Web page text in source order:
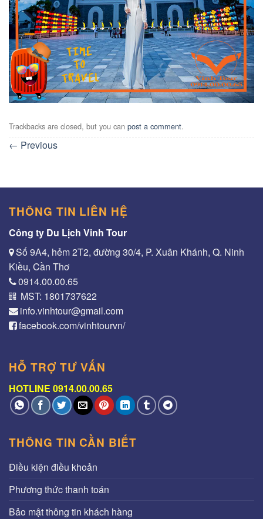
Trackbacks are closed, but you can post a comment.
← Previous
THÔNG TIN LIÊN HỆ
Công ty Du Lịch Vinh Tour
Số 9A4, hẻm 2T2, đường 30/4, P. Xuân Khánh, Q. Ninh
Kiều, Cần Thơ
0914.00.00.65
MST: 1801737622
info.vinhtour@gmail.com
facebook.com/vinhtourvn/
HỖ TRỢ TƯ VẤN
HOTLINE 0914.00.00.65
THÔNG TIN CẦN BIẾT
Điều kiện điều khoản
Phương thức thanh toán
Bảo mật thông tin khách hàng